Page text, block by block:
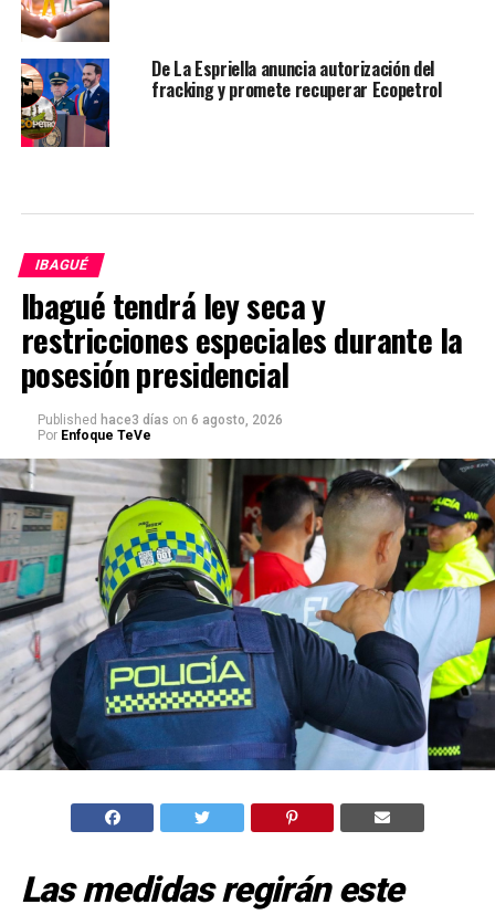
De La Espriella anuncia autorización del
fracking y promete recuperar Ecopetrol
IBAGUÉ
Ibagué tendrá ley seca y
restricciones especiales durante la
posesión presidencial
Published hace3 días on 6 agosto, 2026
Por Enfoque TeVe
Las medidas regirán este